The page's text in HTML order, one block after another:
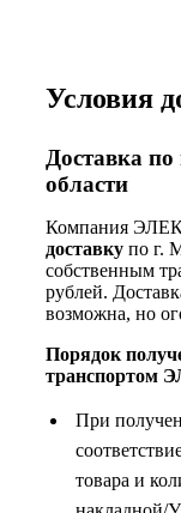
Условия
Доставка
области
Компания
доставку по г.
собственным
рублей.
возможна, но
Порядок
При
товара и